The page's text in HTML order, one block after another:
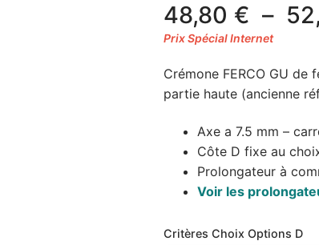
48,80 € –
Crémone FERCO GU de
partie haute (ancienne
Axe a 7.5 mm –
Côte D fixe au
Prolongateur à
Voir les
Critères Choix Options D